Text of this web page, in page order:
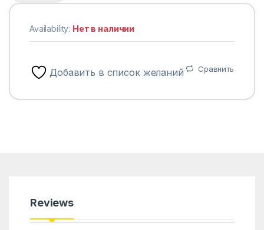
Availability: Нет в наличии
Добавить в список желаний Сравнить
Reviews